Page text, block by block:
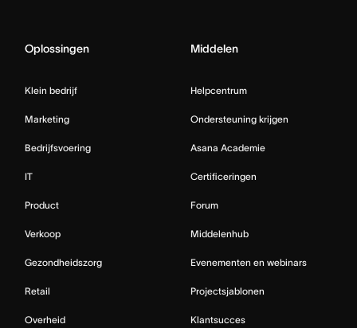
Oplossingen
Klein bedrijf
Marketing
Bedrijfsvoering
IT
Product
Verkoop
Gezondheidszorg
Retail
Overheid
Middelen
Helpcentrum
Ondersteuning krijgen
Asana Academie
Certificeringen
Forum
Middelenhub
Evenementen en webinars
Projectsjablonen
Klantsucces